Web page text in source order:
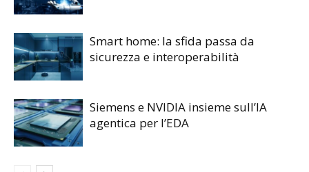
Smart home: la sfida passa da
sicurezza e interoperabilità
Siemens e NVIDIA insieme sull’IA
agentica per l’EDA